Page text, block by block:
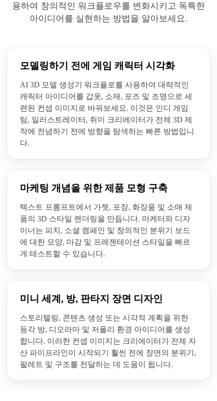
용하여 창의적인 워크플로우를 변화시키고 독특한
아이디어를 실현하는 방법을 알아보세요.
모델링하기 전에 게임 캐릭터 시각화
AI 3D 모델 생성기 워크플로를 사용하여 대략적인
캐릭터 아이디어를 갑옷, 소재, 포즈 및 조명으로 세
련된 컨셉 이미지로 바꿔보세요. 이것은 인디 게임
팀, 일러스트레이터, 취미 크리에이터가 전체 3D 제
작에 전념하기 전에 방향을 탐색하는 빠른 방법입니
다.
마케팅 개념을 위한 제품 모형 구축
텍스트 프롬프트에서 가젯, 포장, 화장품 및 소매 제
품의 3D 스타일 렌더링을 만듭니다. 마케터와 디자
이너는 피치, 소셜 캠페인 및 창의적인 분위기 보드
에 대한 모양, 마감 및 프레젠테이션 스타일을 빠르
게 테스트할 수 있습니다.
미니 세계, 방, 판타지 장면 디자인
스토리텔링, 콘텐츠 생성 또는 시각적 계획을 위한
등각 방, 디오라마 및 저폴리 환경 아이디어를 생성
합니다. 이러한 컨셉 이미지는 크리에이터가 전체 자
산 파이프라인이 시작되기 훨씬 전에 장면의 분위기,
팔레트 및 구조를 전달하는 데 도움이 됩니다.